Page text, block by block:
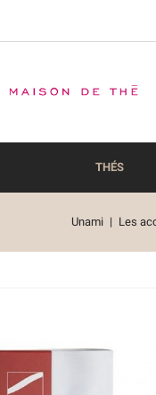
THÉS
Unami Les